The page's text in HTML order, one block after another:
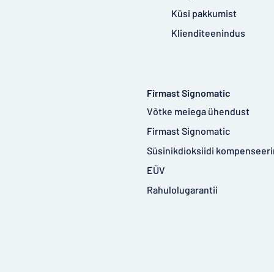
Küsi pakkumist
Klienditeenindus
Firmast Signomatic
Võtke meiega ühendust
Firmast Signomatic
Süsinikdioksiidi
EÜV
Rahulolugarantii